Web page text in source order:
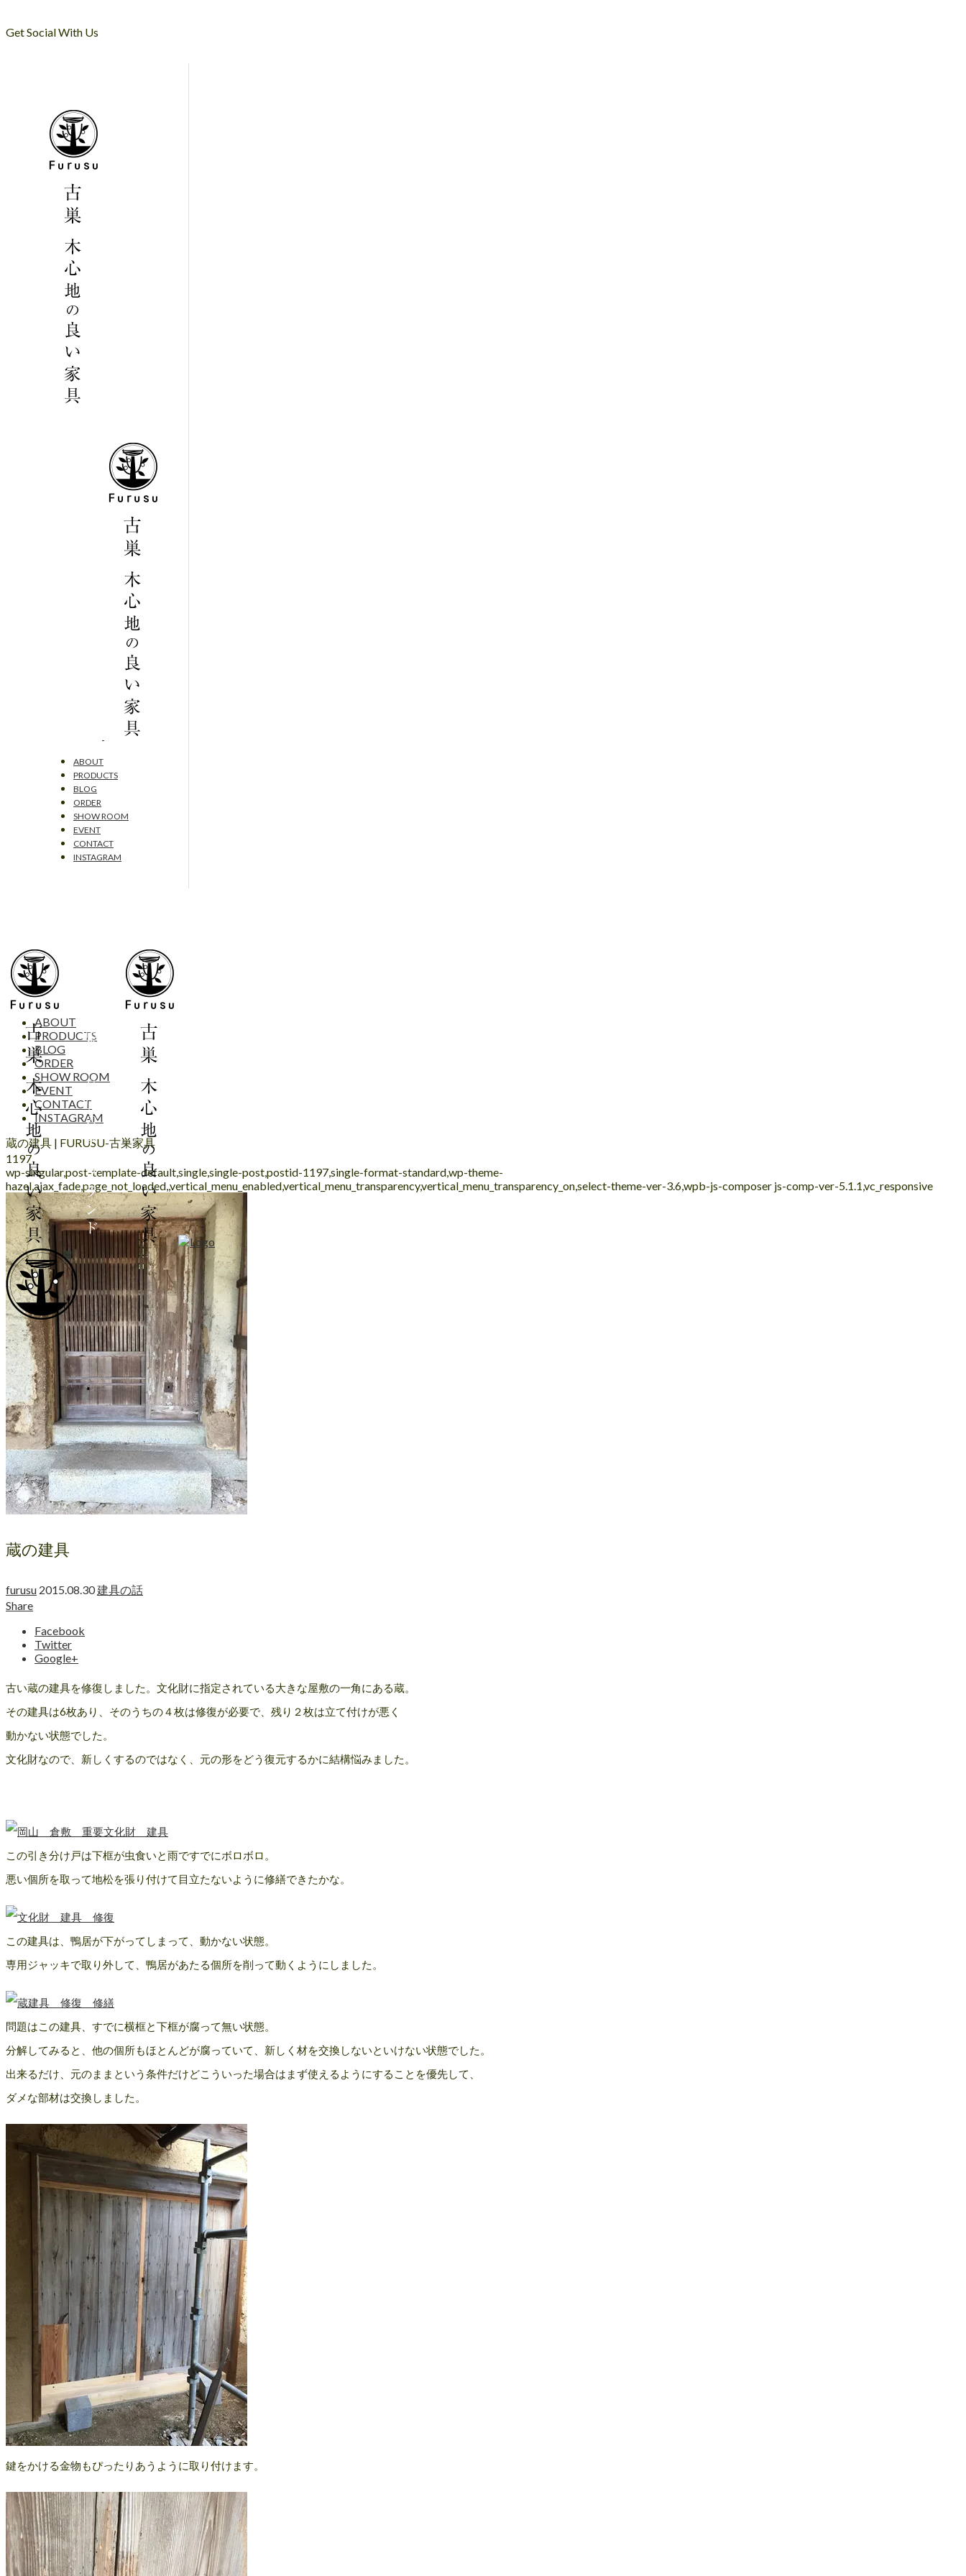
Get Social With Us
ABOUT
PRODUCTS
BLOG
ORDER
SHOW ROOM
EVENT
CONTACT
INSTAGRAM
ABOUT
PRODUCTS
BLOG
ORDER
SHOW ROOM
EVENT
CONTACT
INSTAGRAM
蔵の建具 | FURUSU-古巣家具
1197
wp-singular,post-template-default,single,single-post,postid-1197,single-format-standard,wp-theme-
hazel,ajax_fade,page_not_loaded,,vertical_menu_enabled,vertical_menu_transparency,vertical_menu_transparency_on,select-theme-ver-3.6,wpb-js-composer js-comp-ver-5.1.1,vc_responsive
蔵の建具
furusu 2015.08.30建具の話
Share
Facebook
Twitter
Google+
古い蔵の建具を修復しました。文化財に指定されている大きな屋敷の一角にある蔵。
その建具は6枚あり、そのうちの４枚は修復が必要で、残り２枚は立て付けが悪く
動かない状態でした。
文化財なので、新しくするのではなく、元の形をどう復元するかに結構悩みました。
この引き分け戸は下框が虫食いと雨ですでにボロボロ。
悪い個所を取って地松を張り付けて目立たないように修繕できたかな。
この建具は、鴨居が下がってしまって、動かない状態。
専用ジャッキで取り外して、鴨居があたる個所を削って動くようにしました。
問題はこの建具、すでに横框と下框が腐って無い状態。
分解してみると、他の個所もほとんどが腐っていて、新しく材を交換しないといけない状態でした。
出来るだけ、元のままという条件だけどこういった場合はまず使えるようにすることを優先して、
ダメな部材は交換しました。
鍵をかける金物もぴったりあうように取り付けます。